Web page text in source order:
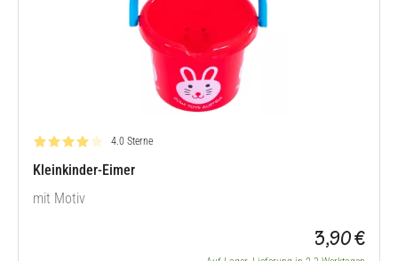
Bewertung: 4.0 von 5
4.0 Sterne
Kleinkinder-Eimer
mit Motiv
3,90 €